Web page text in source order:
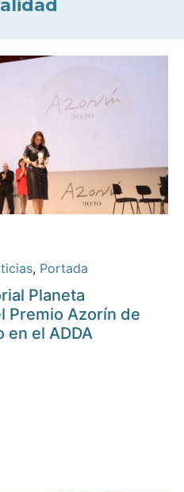
, Portada
Planeta
Premio Azorín de
en el ADDA